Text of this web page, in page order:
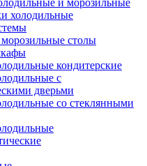
и морозильные
холодильные
столы
кондитерские
с
дверьми
со стеклянными